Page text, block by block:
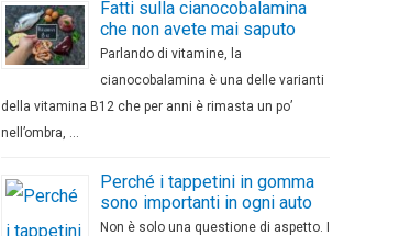
Fatti sulla cianocobalamina
che non avete mai saputo
Parlando di vitamine, la
cianocobalamina è una delle varianti
della vitamina B12 che per anni è rimasta un po’
nell’ombra, …
Perché i tappetini in gomma
sono importanti in ogni auto
Non è solo una questione di aspetto. I